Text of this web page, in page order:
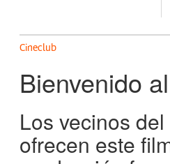
Cineclub
Bienvenido
Los vecinos
ofrecen este